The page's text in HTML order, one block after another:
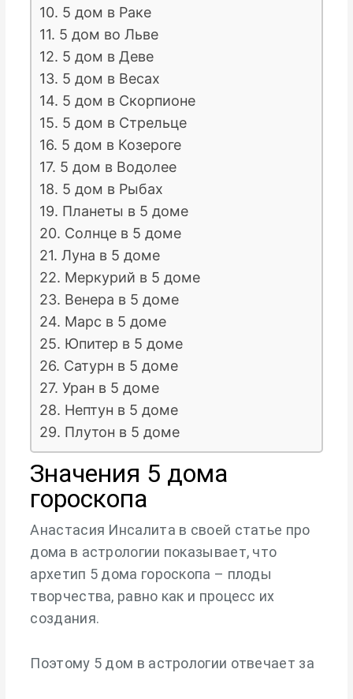
10. 5 дом в Раке
11. 5 дом во Льве
12. 5 дом в Деве
13. 5 дом в Весах
14. 5 дом в Скорпионе
15. 5 дом в Стрельце
16. 5 дом в Козероге
17. 5 дом в Водолее
18. 5 дом в Рыбах
19. Планеты в 5 доме
20. Солнце в 5 доме
21. Луна в 5 доме
22. Меркурий в 5 доме
23. Венера в 5 доме
24. Марс в 5 доме
25. Юпитер в 5 доме
26. Сатурн в 5 доме
27. Уран в 5 доме
28. Нептун в 5 доме
29. Плутон в 5 доме
Значения 5 дома
гороскопа
Анастасия Инсалита в своей статье про
дома в астрологии показывает, что
архетип 5 дома гороскопа – плоды
творчества, равно как и процесс их
создания.
Поэтому 5 дом в астрологии отвечает за